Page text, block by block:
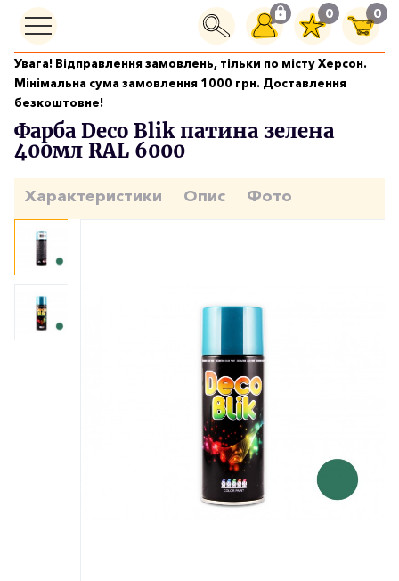
0 0
Увага! Відправлення замовлень, тільки по місту Херсон.
Мінімальна сума замовлення 1000 грн. Доставлення
безкоштовне!
Фарби аерозольні
Фарба Deco Blik патина зелена 400мл RAL 6000
Фарба Deco Blik патина зелена
400мл RAL 6000
Характеристики Опис Фото